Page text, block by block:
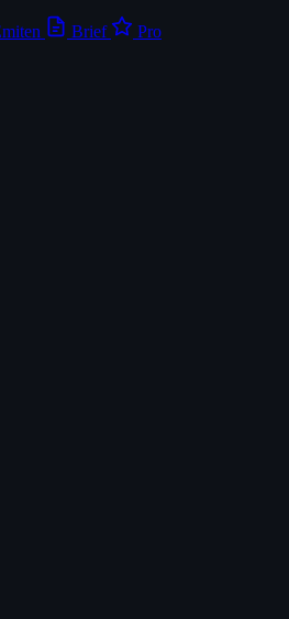
Brief Pro